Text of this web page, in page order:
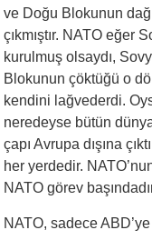
ve Doğu Blokunun
çıkmıştır. NATO eğer
kurulmuş olsaydı,
Blokunun çöktüğü o
kendini lağvederdi.
neredeyse bütün
çapı Avrupa dışına
her yerdedir.
NATO görev
NATO, sadece